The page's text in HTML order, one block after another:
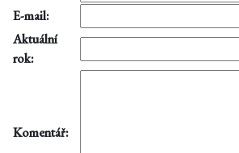
E-mail:
Aktuální
rok:
Komentář: